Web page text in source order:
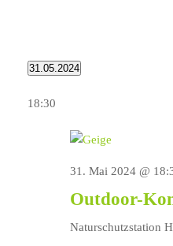
31.05.2024
date.
18:30
31. Mai 2024 @
Outdoor-
Naturschutzstation